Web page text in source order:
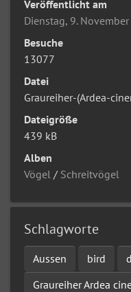
Veröffentlicht am
Dienstag, 9.
Besuche
13077
Datei
Graureiher-(Ardea-
Dateigröße
439 kB
Alben
Vögel / Schreitvögel
Schlagworte
Aussen bird
Graureiher Ardea